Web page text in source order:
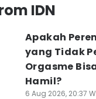
IDN
Apakah
yang Tidak
Orgasme
Hamil?
6 Aug 2026, 20:37